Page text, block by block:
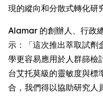
現的縱向和分散式轉化研
Alamar 的創辦人、行政
示：「這次推出萃取試劑
學更容易應用於人群篩檢
台艾托莫級的靈敏度與標
合，我們得以協助研究人